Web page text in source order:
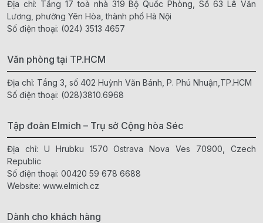
Địa chỉ: Tầng 17 toà nhà 319 Bộ Quốc Phòng, Số 63 Lê Văn
Lương, phường Yên Hòa, thành phố Hà Nội
Số điện thoại: (024) 3513 4657
Văn phòng tại TP.HCM
Địa chỉ: Tầng 3, số 402 Huỳnh Văn Bánh, P. Phú Nhuận,TP.HCM
Số điện thoại: (028)3810.6968
Tập đoàn Elmich – Trụ sở Cộng hòa Séc
Địa chỉ: U Hrubku 1570 Ostrava Nova Ves 70900, Czech
Republic
Số điện thoại: 00420 59 678 6688
Website: www.elmich.cz
Dành cho khách hàng